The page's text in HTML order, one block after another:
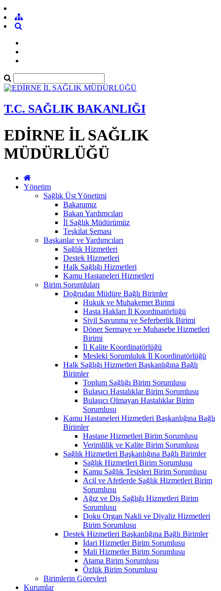
T.C. SAĞLIK BAKANLIĞI
EDİRNE İL SAĞLIK
MÜDÜRLÜĞÜ
Yönetim
Sağlık Üst Yönetimi
Bakanımız
Bakan Yardımcıları
İl Sağlık Müdürümüz
Teşkilat Şeması
Başkanlar ve Yardımcıları
Sağlık Hizmetleri
Destek Hizmetleri
Halk Sağlığı Hizmetleri
Kamu Hastaneleri Hizmetleri
Birim Sorumluları
Doğrudan Müdüre Bağlı Birimler
Hukuk ve Muhakemet Birimi
Hasta Hakları İl Koordinatörlüğü
Sivil Savunma ve Seferberlik Birimi
Döner Sermaye ve Muhasebe Hizmetleri
Birimi
İl Kalite Koordinatörlüğü
Mesleki Sorumluluk İl Koordinatörlüğü
Halk Sağlığı Hizmetleri Başkanlığına Bağlı
Birimler
Toplum Sağlığı Birim Sorumlusu
Bulaşıcı Hastalıklar Birim Sorumlusu
Bulaşıcı Olmayan Hastalıklar Birim
Sorumlusu
Kamu Hastaneleri Hizmetleri Başkanlığına Bağlı
Birimler
Hastane Hizmetleri Birim Sorumlusu
Verimlilik ve Kalite Birim Sorumlusu
Sağlık Hizmetleri Başkanlığına Bağlı Birimler
Sağlık Hizmetleri Birim Sorumlusu
Kamu Sağlık Tesisleri Birim Sorumlusu
Acil ve Afetlerde Sağlık Hizmetleri Birim
Sorumlusu
Ağız ve Diş Sağlığı Hizmetleri Birim
Sorumlusu
Doku Organ Nakli ve Diyaliz Hizmetleri
Birim Sorumlusu
Destek Hizmetleri Başkanlığına Bağlı Birimler
İdari Hizmetler Birim Sorumlusu
Mali Hizmetler Birim Sorumlusu
Atama Birim Sorumlusu
Özlük Birim Sorumlusu
Birimlerin Görevleri
Kurumlar